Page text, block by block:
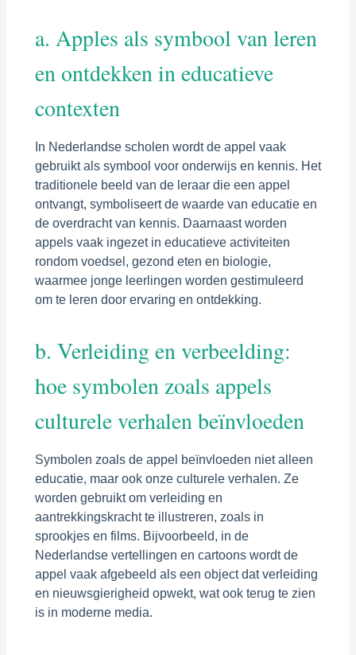
a. Apples als symbool van leren
en ontdekken in educatieve
contexten
In Nederlandse scholen wordt de appel vaak
gebruikt als symbool voor onderwijs en kennis. Het
traditionele beeld van de leraar die een appel
ontvangt, symboliseert de waarde van educatie en
de overdracht van kennis. Daarnaast worden
appels vaak ingezet in educatieve activiteiten
rondom voedsel, gezond eten en biologie,
waarmee jonge leerlingen worden gestimuleerd
om te leren door ervaring en ontdekking.
b. Verleiding en verbeelding:
hoe symbolen zoals appels
culturele verhalen beïnvloeden
Symbolen zoals de appel beïnvloeden niet alleen
educatie, maar ook onze culturele verhalen. Ze
worden gebruikt om verleiding en
aantrekkingskracht te illustreren, zoals in
sprookjes en films. Bijvoorbeeld, in de
Nederlandse vertellingen en cartoons wordt de
appel vaak afgebeeld als een object dat verleiding
en nieuwsgierigheid opwekt, wat ook terug te zien
is in moderne media.